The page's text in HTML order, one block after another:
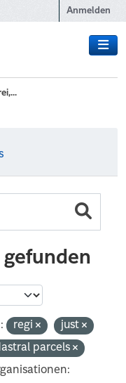
Anmelden
regi
just
parcels